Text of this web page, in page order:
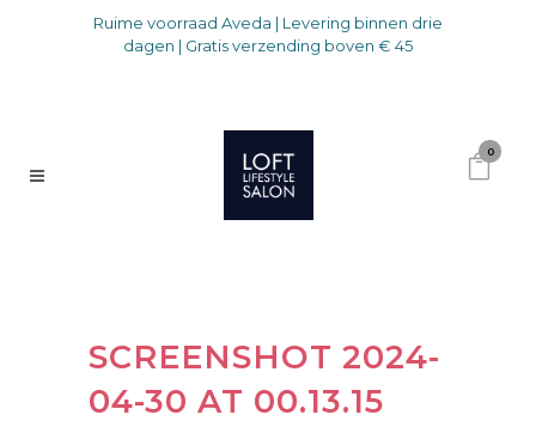
Ruime voorraad Aveda | Levering binnen drie
dagen | Gratis verzending boven € 45
0
SCREENSHOT 2024-
04-30 AT 00.13.15